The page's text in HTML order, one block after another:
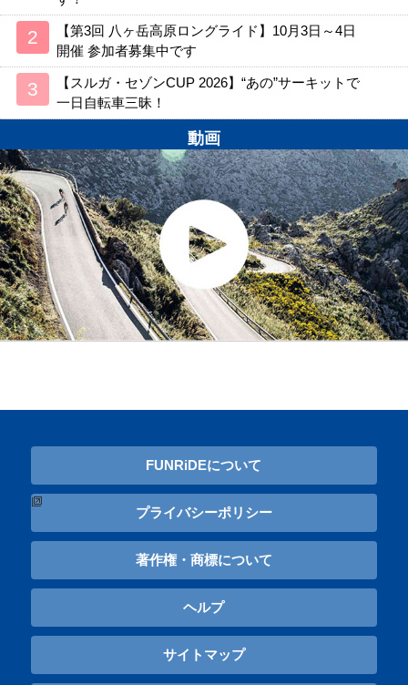
【第3回 八ヶ岳高原ロングライド】10月3日～4日
開催 参加者募集中です
【スルガ・セゾンCUP 2026】“あの”サーキットで
一日自転車三昧！
動画
FUNRiDEについて
プライバシーポリシー
著作権・商標について
ヘルプ
サイトマップ